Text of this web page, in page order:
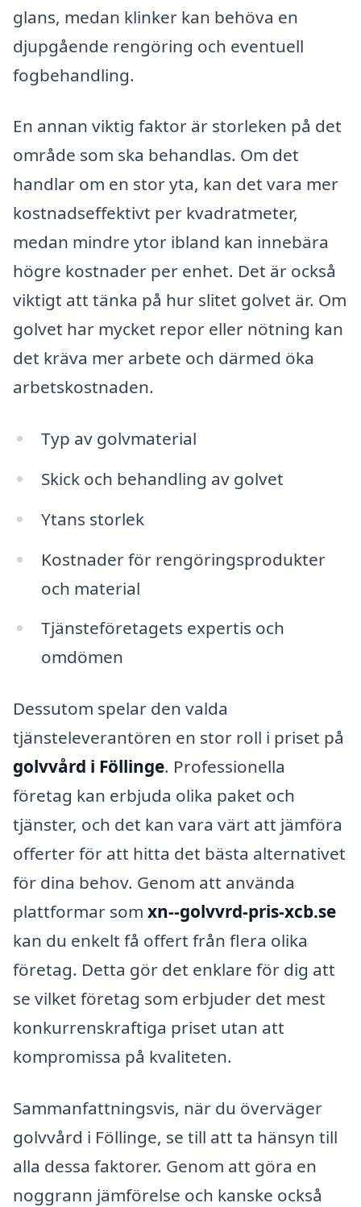
glans, medan klinker kan behöva en
djupgående rengöring och eventuell
fogbehandling.
En annan viktig faktor är storleken på det
område som ska behandlas. Om det
handlar om en stor yta, kan det vara mer
kostnadseffektivt per kvadratmeter,
medan mindre ytor ibland kan innebära
högre kostnader per enhet. Det är också
viktigt att tänka på hur slitet golvet är. Om
golvet har mycket repor eller nötning kan
det kräva mer arbete och därmed öka
arbetskostnaden.
Typ av golvmaterial
Skick och behandling av golvet
Ytans storlek
Kostnader för rengöringsprodukter
och material
Tjänsteföretagets expertis och
omdömen
Dessutom spelar den valda
tjänsteleverantören en stor roll i priset på
golvvård i Föllinge. Professionella
företag kan erbjuda olika paket och
tjänster, och det kan vara värt att jämföra
offerter för att hitta det bästa alternativet
för dina behov. Genom att använda
plattformar som xn--golvvrd-pris-xcb.se
kan du enkelt få offert från flera olika
företag. Detta gör det enklare för dig att
se vilket företag som erbjuder det mest
konkurrenskraftiga priset utan att
kompromissa på kvaliteten.
Sammanfattningsvis, när du överväger
golvvård i Föllinge, se till att ta hänsyn till
alla dessa faktorer. Genom att göra en
noggrann jämförelse och kanske också